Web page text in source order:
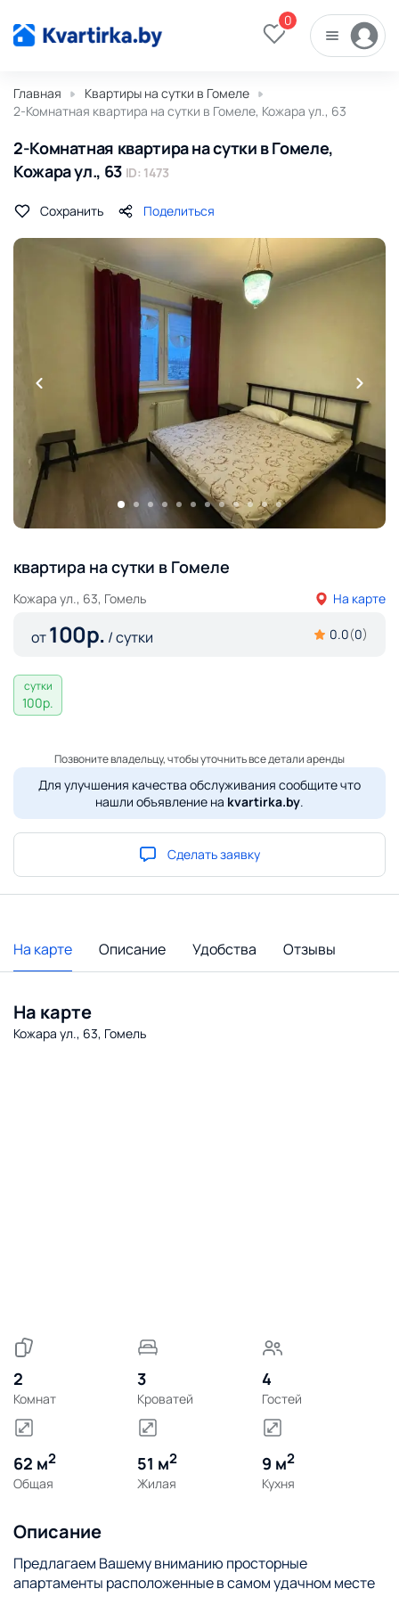
0
Главная
Квартиры на сутки в Гомеле
2-Комнатная квартира на сутки в Гомеле, Кожара ул., 63
2-Комнатная квартира на сутки в Гомеле,
Кожара ул., 63 ID: 1473
Сохранить Поделиться
квартира на сутки в Гомеле
Кожара ул., 63, Гомель На карте
от100р. / сутки 0.0(0)
сутки
100р.
Позвоните владельцу, чтобы уточнить все детали аренды
Для улучшения качества обслуживания сообщите что
нашли объявление на kvartirka.by.
Сделать заявку
На карте Описание Удобства Отзывы
2
Комнат
3
Кроватей
4
Гостей
62 м2
Общая
51 м2
Жилая
9 м2
Кухня
На карте
Кожара ул., 63, Гомель
Описание
Предлагаем Вашему вниманию просторные
апартаменты расположенные в самом удачном месте